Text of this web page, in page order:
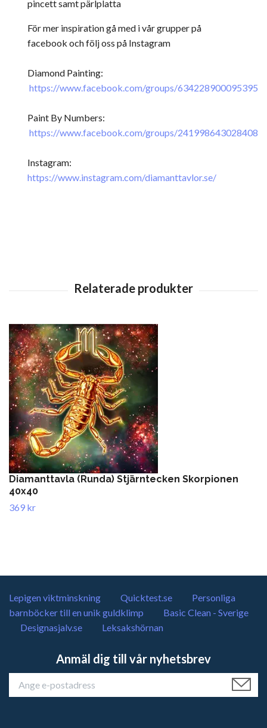
pincett samt pärlplatta
För mer inspiration gå med i vår grupper på
facebook och följ oss på Instagram
Diamond Painting:
https://www.facebook.com/groups/634228900095395
Paint By Numbers:
https://www.facebook.com/groups/241998643028408
Instagram:
https://www.instagram.com/diamanttavlor.se/
Diamanttavla (Runda) Stjärntecken Skorpionen
40x40
369 kr
Lepigen viktminskning Quicktest.se
Personliga
barnböcker till en unik guldklimp
Basic Clean - Sverige
Designasjalv.se
Leksakshörnan
Anmäl dig till vår nyhetsbrev